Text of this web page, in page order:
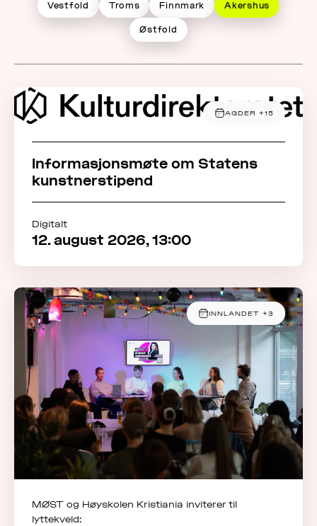
OM
Vestfold Troms Finnmark Akershus
Østfold
AGDER +15
Informasjonsmøte om Statens
kunstnerstipend
Digitalt
12. august 2026, 13:00
INNLANDET +3
MØST og Høyskolen Kristiania inviterer til
lyttekveld: